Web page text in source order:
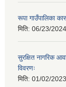
रूपा गाउँपालिका
मिति: 06/23/
सुरक्षित नागरिक
विवरणः
मिति: 01/02/